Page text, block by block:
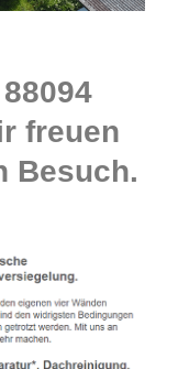
freuen
Besuch.